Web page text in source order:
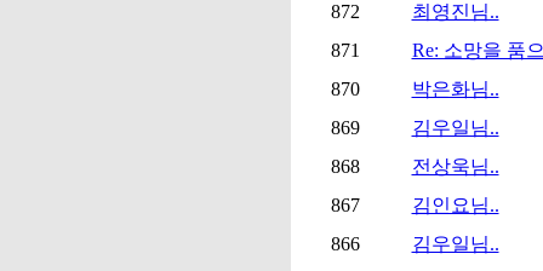
872
최영진님..
871
Re: 소망을 품
870
박은화님..
869
김우일님..
868
전상욱님..
867
김인요님..
866
김우일님..